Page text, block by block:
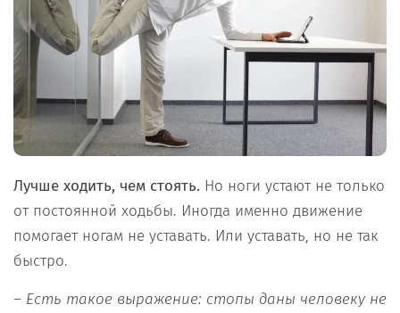
Лучше ходить, чем стоять. Но ноги устают не только
от постоянной ходьбы. Иногда именно движение
помогает ногам не уставать. Или уставать, но не так
быстро.
– Есть такое выражение: стопы даны человеку не